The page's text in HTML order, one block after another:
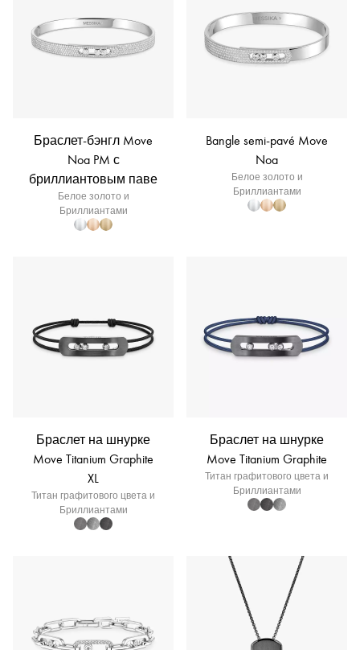
Браслет-бэнгл Move
Noa PM с
бриллиантовым паве
Белое золото и
Бриллиантами
Bangle semi-pavé Move
Noa
Белое золото и
Бриллиантами
Браслет на шнурке
Move Titanium Graphite
XL
Титан графитового цвета и
Бриллиантами
Браслет на шнурке
Move Titanium Graphite
Титан графитового цвета и
Бриллиантами